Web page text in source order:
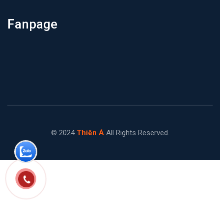
Fanpage
© 2024 Thiên Á All Rights Reserved.